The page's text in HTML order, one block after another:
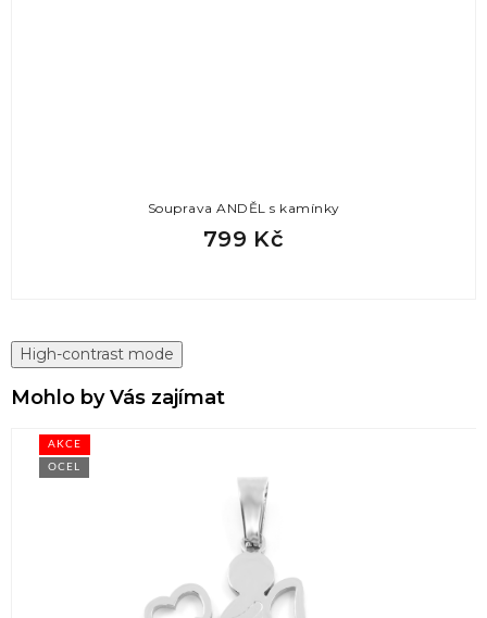
Souprava ANDĚL s kamínky
799 Kč
High-contrast mode
Mohlo by Vás zajímat
AKCE
OCEL